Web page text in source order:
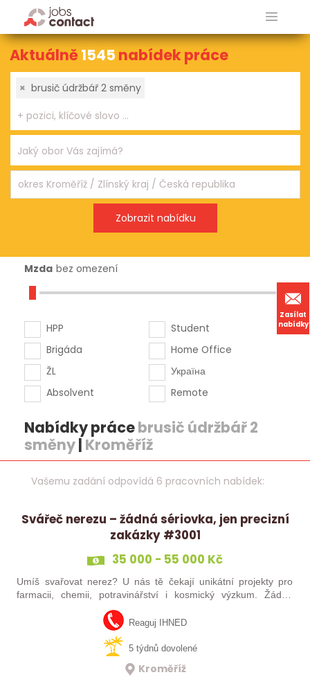
Zasílat
nabídky
Aktuálně1545 nabídek práce
× brusič údržbář 2 směny
Mzda bez omezení
HPP
Brigáda
ŽL
Absolvent
Student
Home Office
Україна
Remote
Nabídky prácebrusič údržbář 2
směny| Kroměříž
Vašemu zadání odpovídá 6 pracovních nabídek:
Svářeč nerezu – žádná sériovka, jen precizní
zakázky #3001
35 000 - 55 000 Kč
Umíš svařovat nerez? U nás tě čekají unikátní projekty pro
farmacii, chemii, potravinářství i kosmický výzkum. Žádná
rutina, ale precizní práce, která má smysl.
Reaguj IHNED
5 týdnů dovolené
Kroměříž